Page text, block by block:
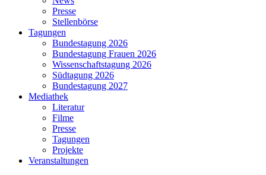
Presse
Stellenbörse
Tagungen
Bundestagung 2026
Bundestagung Frauen 2026
Wissenschaftstagung 2026
Südtagung 2026
Bundestagung 2027
Mediathek
Literatur
Filme
Presse
Tagungen
Projekte
Veranstaltungen